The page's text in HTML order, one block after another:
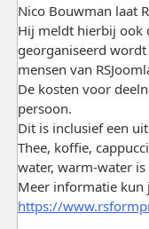
Nico Bouwman laat
Hij meldt hierbij ook
georganiseerd
mensen van
De kosten voor
persoon.
Dit is inclusief een
Thee, koffie,
water, warm-water
Meer informatie kun
https://